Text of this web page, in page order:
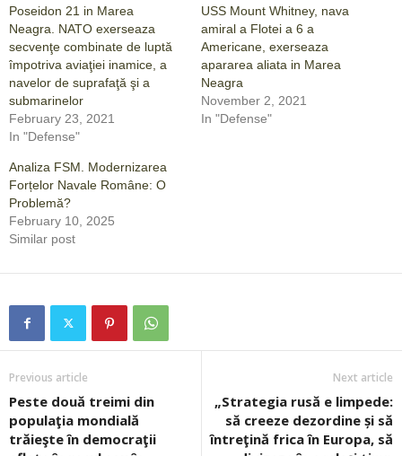
Poseidon 21 in Marea
Neagra. NATO exerseaza
secvenţe combinate de luptă
împotriva aviaţiei inamice, a
navelor de suprafaţă şi a
submarinelor
February 23, 2021
In "Defense"
USS Mount Whitney, nava
amiral a Flotei a 6 a
Americane, exerseaza
apararea aliata in Marea
Neagra
November 2, 2021
In "Defense"
Analiza FSM. Modernizarea
Forțelor Navale Române: O
Problemă?
February 10, 2025
Similar post
Previous article
Peste două treimi din
populaţia mondială
trăieşte în democraţii
Next article
„Strategia rusă e limpede:
să creeze dezordine și să
întreţină frica în Europa, să